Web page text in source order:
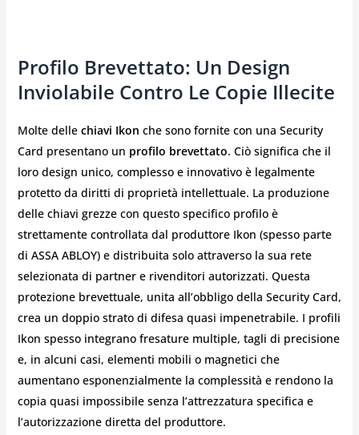
Profilo Brevettato: Un Design
Inviolabile Contro Le Copie Illecite
Molte delle chiavi Ikon che sono fornite con una Security
Card presentano un profilo brevettato. Ciò significa che il
loro design unico, complesso e innovativo è legalmente
protetto da diritti di proprietà intellettuale. La produzione
delle chiavi grezze con questo specifico profilo è
strettamente controllata dal produttore Ikon (spesso parte
di ASSA ABLOY) e distribuita solo attraverso la sua rete
selezionata di partner e rivenditori autorizzati. Questa
protezione brevettuale, unita all’obbligo della Security Card,
crea un doppio strato di difesa quasi impenetrabile. I profili
Ikon spesso integrano fresature multiple, tagli di precisione
e, in alcuni casi, elementi mobili o magnetici che
aumentano esponenzialmente la complessità e rendono la
copia quasi impossibile senza l’attrezzatura specifica e
l’autorizzazione diretta del produttore.